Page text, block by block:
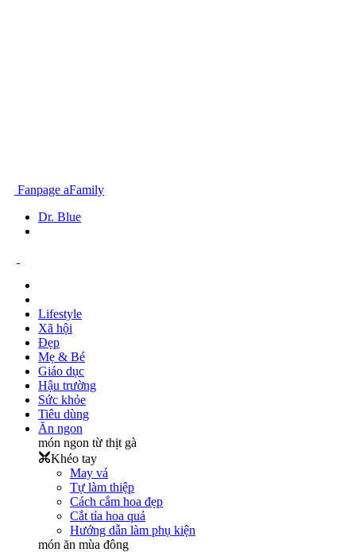
Fanpage aFamily
Dr. Blue
Lifestyle
Xã hội
Đẹp
Mẹ & Bé
Giáo dục
Hậu trường
Sức khỏe
Tiêu dùng
Ăn ngon
món ngon từ thịt gà
Khéo tay
May vá
Tự làm thiệp
Cách cắm hoa đẹp
Cắt tỉa hoa quả
Hướng dẫn làm phụ kiện
món ăn mùa đông